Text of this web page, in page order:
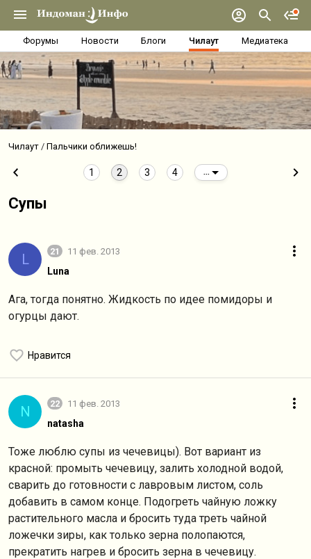
Форумы Новости Блоги Чилаут Медиатека
Чилаут Пальчики оближешь!
1 2 3 4
Супы
L 21 11 фев. 2013
Luna
Ага, тогда понятно. Жидкость по идее помидоры и
огурцы дают.
Нравится
N 22 11 фев. 2013
natasha
Тоже люблю супы из чечевицы). Вот вариант из
красной: промыть чечевицу, залить холодной водой,
сварить до готовности с лавровым листом, соль
добавить в самом конце. Подогреть чайную ложку
растительного масла и бросить туда треть чайной
ложечки зиры, как только зерна полопаются,
прекратить нагрев и бросить зерна в чечевицу.